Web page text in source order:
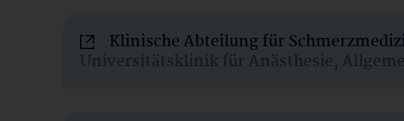
Klinische Abteilung für
Universitätsklinik für Anästhesie,